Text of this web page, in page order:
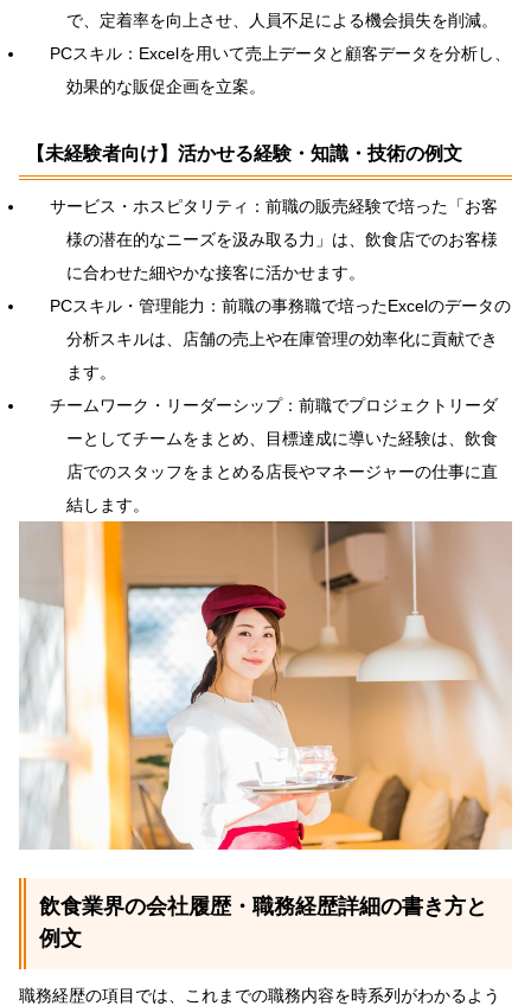
で、定着率を向上させ、人員不足による機会損失を削減。
PCスキル：Excelを用いて売上データと顧客データを分析し、
効果的な販促企画を立案。
【未経験者向け】活かせる経験・知識・技術の例文
サービス・ホスピタリティ：前職の販売経験で培った「お客
様の潜在的なニーズを汲み取る力」は、飲食店でのお客様
に合わせた細やかな接客に活かせます。
PCスキル・管理能力：前職の事務職で培ったExcelのデータの
分析スキルは、店舗の売上や在庫管理の効率化に貢献でき
ます。
チームワーク・リーダーシップ：前職でプロジェクトリーダ
ーとしてチームをまとめ、目標達成に導いた経験は、飲食
店でのスタッフをまとめる店長やマネージャーの仕事に直
結します。
飲食業界の会社履歴・職務経歴詳細の書き方と
例文
職務経歴の項目では、これまでの職務内容を時系列がわかるよう